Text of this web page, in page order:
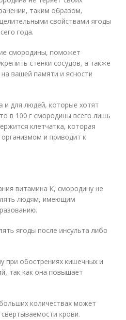
таким образом,
свойствами ягоды
года.
смородины, поможет
стенки сосудов, а также
вашей памяти и ясности
и для людей, которые хотят
в 100 г смородины всего лишь
клетчатка, которая
и приводит к
витамина К, смородину не
людям, имеющим
ягоды после инсульта либо
при обострениях кишечных и
так как она повышает
количествах может
крови.